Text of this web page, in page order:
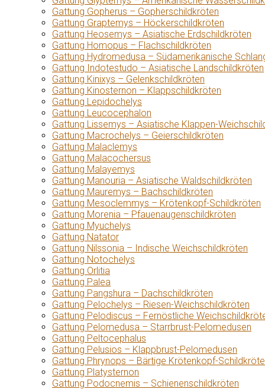
Gattung Gopherus – Gopherschildkröten
Gattung Graptemys – Höckerschildkröten
Gattung Heosemys – Asiatische Erdschildkröten
Gattung Homopus – Flachschildkröten
Gattung Hydromedusa – Südamerikanische
Gattung Indotestudo – Asiatische Landschildkröten
Gattung Kinixys – Gelenkschildkröten
Gattung Kinosternon – Klappschildkröten
Gattung Lepidochelys
Gattung Leucocephalon
Gattung Lissemys – Asiatische Klappen-
Gattung Macrochelys – Geierschildkröten
Gattung Malaclemys
Gattung Malacochersus
Gattung Malayemys
Gattung Manouria – Asiatische Waldschildkröten
Gattung Mauremys – Bachschildkröten
Gattung Mesoclemmys – Krötenkopf-Schildkröten
Gattung Morenia – Pfauenaugenschildkröten
Gattung Myuchelys
Gattung Natator
Gattung Nilssonia – Indische Weichschildkröten
Gattung Notochelys
Gattung Orlitia
Gattung Palea
Gattung Pangshura – Dachschildkröten
Gattung Pelochelys – Riesen-Weichschildkröten
Gattung Pelodiscus – Fernöstliche
Gattung Pelomedusa – Starrbrust-Pelomedusen
Gattung Peltocephalus
Gattung Pelusios – Klappbrust-Pelomedusen
Gattung Phrynops – Bärtige Krötenkopf-
Gattung Platysternon
Gattung Podocnemis – Schienenschildkröten